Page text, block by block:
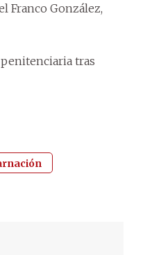
Franco González,
tras